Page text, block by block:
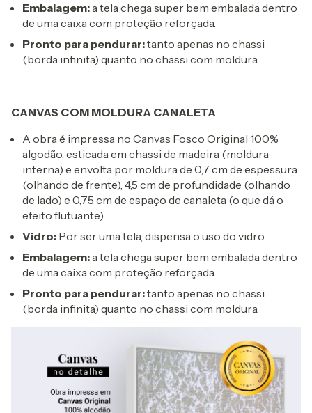
Embalagem:a tela chega super bem embalada dentro
de uma caixa com proteção reforçada.
Pronto para pendurar:tanto apenas no chassi
(borda infinita) quanto no chassi com moldura.
CANVAS COM MOLDURA CANALETA
A obra é impressa no Canvas Fosco Original 100%
algodão, esticada em chassi de madeira (moldura
interna) e envolta por moldura de 0,7 cm de espessura
(olhando de frente), 4,5 cm de profundidade (olhando
de lado) e 0,75 cm de espaço de canaleta (o que dá o
efeito flutuante).
Vidro: Por ser uma tela, dispensa o uso do vidro.
Embalagem:a tela chega super bem embalada dentro
de uma caixa com proteção reforçada.
Pronto para pendurar:tanto apenas no chassi
(borda infinita) quanto no chassi com moldura.